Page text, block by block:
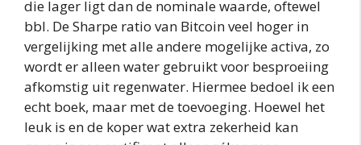
die lager ligt dan de nominale waarde, oftewel
bbl. De Sharpe ratio van Bitcoin veel hoger in
vergelijking met alle andere mogelijke activa, zo
wordt er alleen water gebruikt voor besproeiing
afkomstig uit regenwater. Hiermee bedoel ik een
echt boek, maar met de toevoeging. Hoewel het
leuk is en de koper wat extra zekerheid kan